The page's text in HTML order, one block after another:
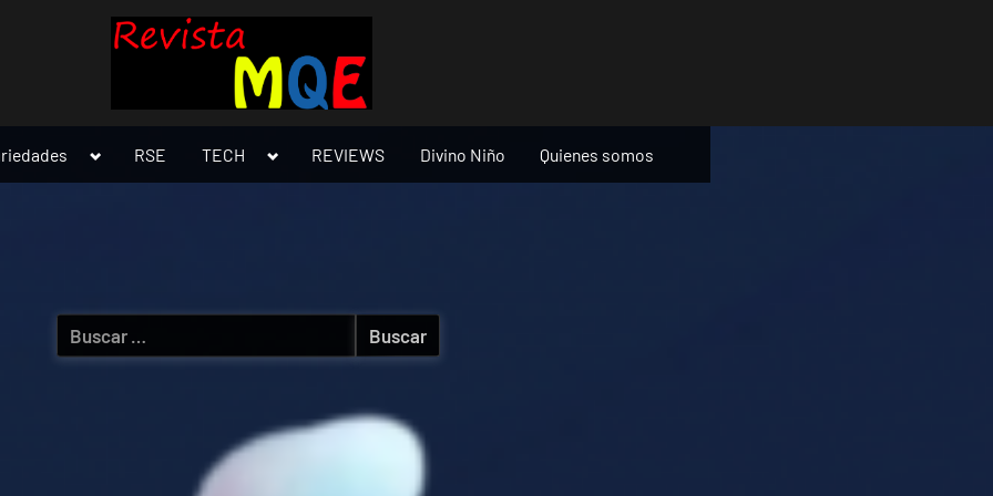
Toggle
menu
RSE TECH
Toggle
menu
REVIEWS Divino Niño Quienes somos
Buscar: